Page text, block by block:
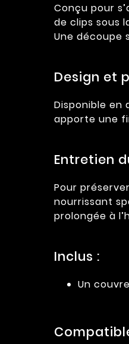
Conçu pour
de clips sous
Une découpe
Design et
Disponible en
apporte une
Entretien
Pour
nourrissant
prolongée à
Inclus :
Un